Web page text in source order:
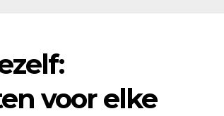
voor elke